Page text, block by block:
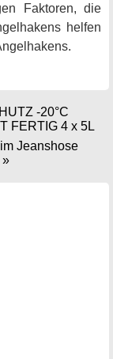
Faktoren, die
helfen
-20°C
FERTIG 4 x 5L
Jeanshose
»